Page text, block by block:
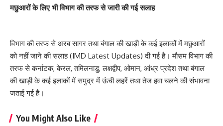
मछुआरों के लिए भी विभाग की तरफ से जारी की गई सलाह
विभाग की तरफ से अरब सागर तथा बंगाल की खाड़ी के कई इलाकों में मछुआरों
को नहीं जाने की सलाह (IMD Latest Updates) दी गई है। मौसम विभाग की
तरफ से कर्नाटक, केरल, तमिलनाडु, लक्षद्वीप, ओमान, आंध्र प्रदेश तथा बंगाल
की खाड़ी के कई इलाकों में समुद्र में ऊंची लहरें तथा तेज हवा चलने की संभावना
जताई गई है।
You Might Also Like